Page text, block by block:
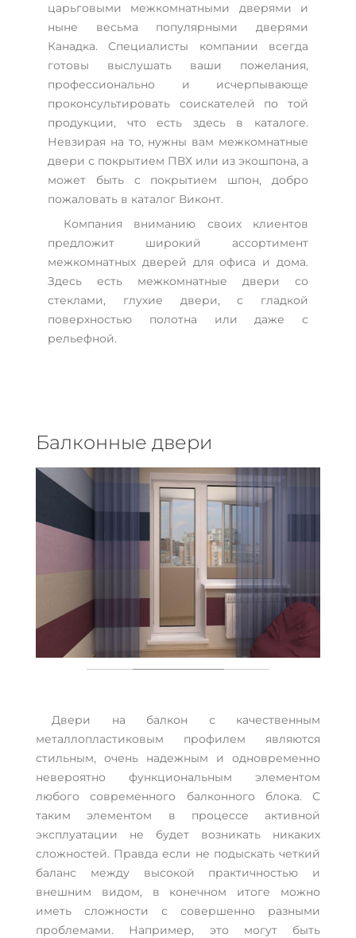
царьговыми межкомнатными дверями и
ныне весьма популярными дверями
Канадка. Специалисты компании всегда
готовы выслушать ваши пожелания,
профессионально и исчерпывающе
проконсультировать соискателей по той
продукции, что есть здесь в каталоге.
Невзирая на то, нужны вам межкомнатные
двери с покрытием ПВХ или из экошпона, а
может быть с покрытием шпон, добро
пожаловать в каталог Виконт.
Компания вниманию своих клиентов
предложит широкий ассортимент
межкомнатных дверей для офиса и дома.
Здесь есть межкомнатные двери со
стеклами, глухие двери, с гладкой
поверхностью полотна или даже с
рельефной.
Балконные двери
Двери на балкон с качественным
металлопластиковым профилем являются
стильным, очень надежным и одновременно
невероятно функциональным элементом
любого современного балконного блока. С
таким элементом в процессе активной
эксплуатации не будет возникать никаких
сложностей. Правда если не подыскать четкий
баланс между высокой практичностью и
внешним видом, в конечном итоге можно
иметь сложности с совершенно разными
проблемами. Например, это могут быть